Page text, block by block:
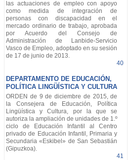
las actuaciones de empleo con apoyo
como medida de integración de
personas con discapacidad en el
mercado ordinario de trabajo, aprobada
por Acuerdo del Consejo de
Administración de Lanbide-Servicio
Vasco de Empleo, adoptado en su sesión
de 17 de junio de 2013.
40
DEPARTAMENTO DE EDUCACIÓN,
POLÍTICA LINGÜÍSTICA Y CULTURA
ORDEN de 9 de diciembre de 2015, de
la Consejera de Educación, Política
Lingüística y Cultura, por la que se
autoriza la ampliación de unidades de 1.º
ciclo de Educación Infantil al Centro
privado de Educación Infantil, Primaria y
Secundaria «Eskibel» de San Sebastián
(Gipuzkoa).
41